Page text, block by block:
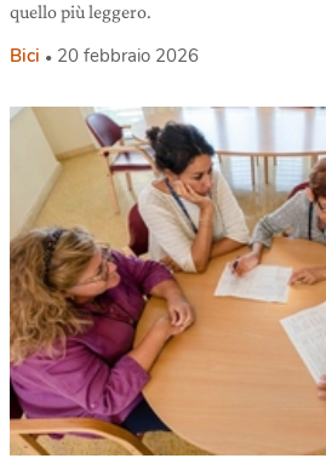
quello più leggero.
Bici 20 febbraio 2026